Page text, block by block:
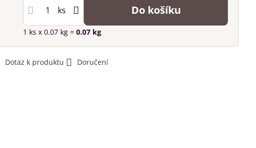
ks Do košíku
1 ks x 0.07 kg = 0.07kg
Dotaz k produktu Doručení